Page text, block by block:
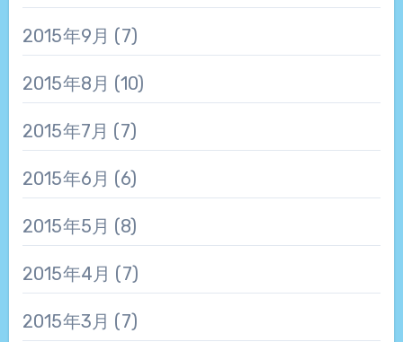
2015年9月 (7)
2015年8月 (10)
2015年7月 (7)
2015年6月 (6)
2015年5月 (8)
2015年4月 (7)
2015年3月 (7)